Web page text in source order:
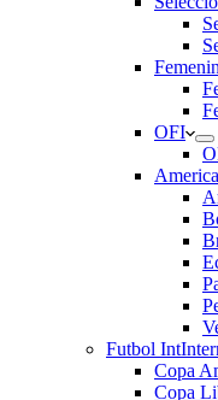
OFI
America
Futbol Int
Copa
Copa